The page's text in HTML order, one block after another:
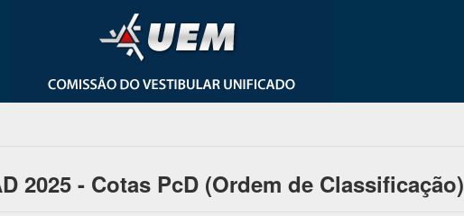
2025 - Cotas PcD (Ordem de Classificação)